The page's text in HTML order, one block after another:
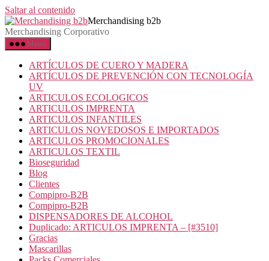
Saltar al contenido
Merchandising b2b
Merchandising Corporativo
Menú
ARTÍCULOS DE CUERO Y MADERA
ARTÍCULOS DE PREVENCIÓN CON TECNOLOGÍA
UV
ARTICULOS ECOLOGICOS
ARTICULOS IMPRENTA
ARTICULOS INFANTILES
ARTICULOS NOVEDOSOS E IMPORTADOS
ARTICULOS PROMOCIONALES
ARTICULOS TEXTIL
Bioseguridad
Blog
Clientes
Compipro-B2B
Compipro-B2B
DISPENSADORES DE ALCOHOL
Duplicado: ARTICULOS IMPRENTA – [#3510]
Gracias
Mascarillas